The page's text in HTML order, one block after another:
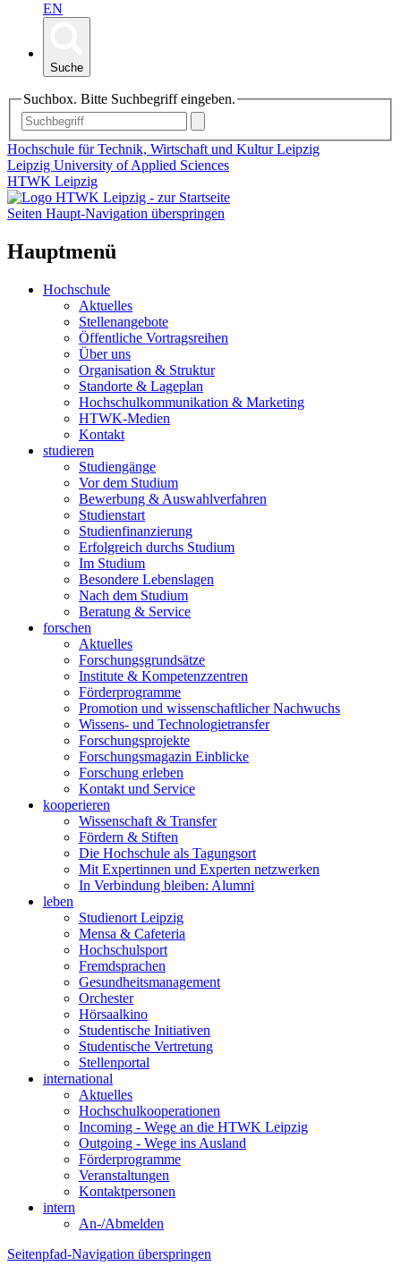
EN
Suche
Suchbox. Bitte Suchbegriff eingeben.
Hochschule für Technik, Wirtschaft und Kultur Leipzig
Leipzig University of Applied Sciences
HTWK Leipzig
Seiten Haupt-Navigation überspringen
Hauptmenü
Hochschule
Aktuelles
Stellenangebote
Öffentliche Vortragsreihen
Über uns
Organisation & Struktur
Standorte & Lageplan
Hochschulkommunikation & Marketing
HTWK-Medien
Kontakt
studieren
Studiengänge
Vor dem Studium
Bewerbung & Auswahlverfahren
Studienstart
Studienfinanzierung
Erfolgreich durchs Studium
Im Studium
Besondere Lebenslagen
Nach dem Studium
Beratung & Service
forschen
Aktuelles
Forschungsgrundsätze
Institute & Kompetenzzentren
Förderprogramme
Promotion und wissenschaftlicher Nachwuchs
Wissens- und Technologietransfer
Forschungsprojekte
Forschungsmagazin Einblicke
Forschung erleben
Kontakt und Service
kooperieren
Wissenschaft & Transfer
Fördern & Stiften
Die Hochschule als Tagungsort
Mit Expertinnen und Experten netzwerken
In Verbindung bleiben: Alumni
leben
Studienort Leipzig
Mensa & Cafeteria
Hochschulsport
Fremdsprachen
Gesundheitsmanagement
Orchester
Hörsaalkino
Studentische Initiativen
Studentische Vertretung
Stellenportal
international
Aktuelles
Hochschulkooperationen
Incoming - Wege an die HTWK Leipzig
Outgoing - Wege ins Ausland
Förderprogramme
Veranstaltungen
Kontaktpersonen
intern
An-/Abmelden
Seitenpfad-Navigation überspringen